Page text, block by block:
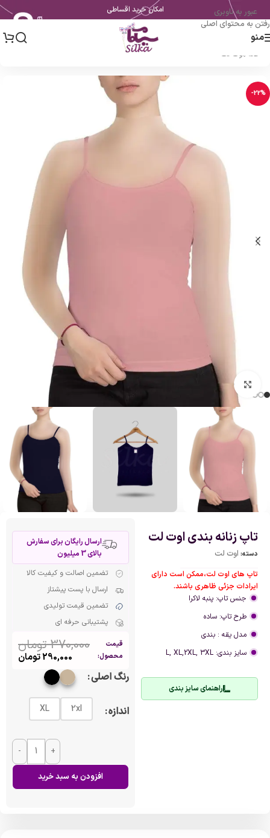
عبور به ناوبری
رفتن به محتوای اصلی
امکان خرید اقساطی
منو
خانه /اوت لت
-22%
بزرگنمایی تصویر
تاپ زنانه بندی اوت لت
دسته: اوت لت
تاپ های اوت لت،ممکن است دارای
ایرادات جزئی ظاهری باشند.
جنس تاپ: پنبه لاکرا
طرح تاپ: ساده
مدل یقه : بندی
سایز بندی: L, XL,2XL, 3XL
راهنمای سایز بندی
ارسال رایگان برای سفارش
بالای 3 میلیون
تضمین اصالت و کیفیت کالا
ارسال با پست پیشتاز
تضمین قیمت تولیدی
پشتیبانی حرفه ای
قیمت
محصول:
370,000 تومان
290,000تومان
رنگ اصلی
اندازه 2xl
XL
- +
افزودن به سبد خرید